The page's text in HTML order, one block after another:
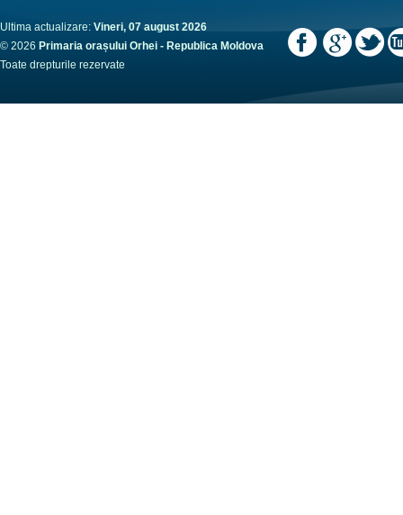
Ultima actualizare: Vineri, 07 august 2026
© 2026 Primaria orașului Orhei - Republica Moldova
Toate drepturile rezervate